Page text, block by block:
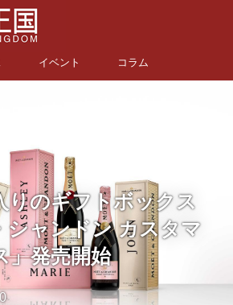
イベント コラム
りのギフトボックス
シャンドン カスタマ
」発売開始